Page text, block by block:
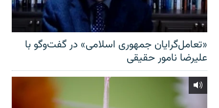
«تعامل‌گرایان جمهوری اسلامی» در گفت‌وگو با
علیرضا نامور حقیقی